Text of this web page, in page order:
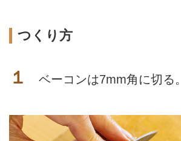
つくり方
１ ベーコンは7mm角に切る。